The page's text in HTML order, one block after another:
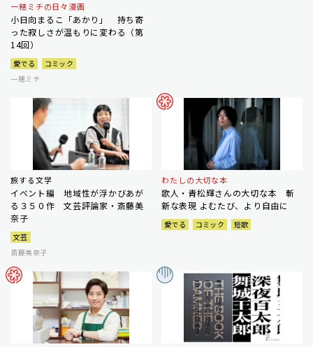
一穂ミチの日々漫画
小日向まるこ「あかり」 持ち寄
った寂しさが温もりに変わる（第
14回）
愛でる
コミック
一穂ミチ
旅する文学
イベント編 地域性が浮かびあが
る３５０作 文芸評論家・斎藤美
奈子
文芸
斎藤美奈子
わたしの大切な本
歌人・青松輝さんの大切な本 斬
新な表現 よむたび、より自由に
愛でる コミック 短歌